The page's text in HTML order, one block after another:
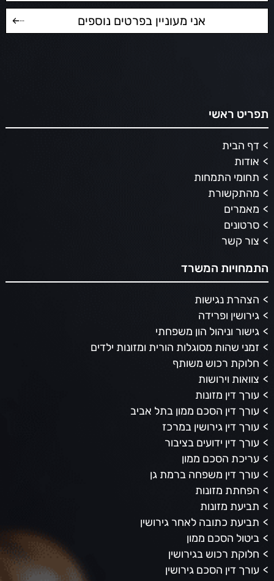
תפריט ראשי
דף הבית
אודות
תחומי התמחות
מהתקשורת
מאמרים
סרטונים
צור קשר
התמחויות המשרד
הצהרת נגישות
גירושין ופרידה
גישור וניהול הון משפחתי
זמני שהות מסוגלות הורית ומזונות ילדים
חלוקת רכוש משותף
צוואות וירושות
עורך דין מזונות
עורך דין הסכם ממון בתל אביב
עורך דין גירושין במרכז
עורך דין ידועים בציבור
עריכת הסכם ממון
עורך דין משפחה ברמת גן
הפחתת מזונות
תביעת מזונות
תביעת כתובה לאחר גירושין
ביטול הסכם ממון
חלוקת רכוש בגירושין
עורך דין הסכם גירושין